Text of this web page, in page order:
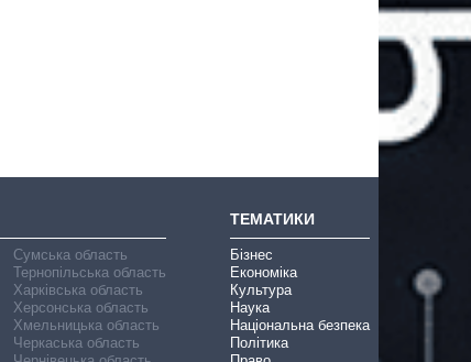
Сумська область
Тернопільська область
Харківська область
Херсонська область
Хмельницька область
Черкаська область
ТЕМАТИКИ
Бізнес
Економіка
Культура
Наука
Національна безпека
Політика